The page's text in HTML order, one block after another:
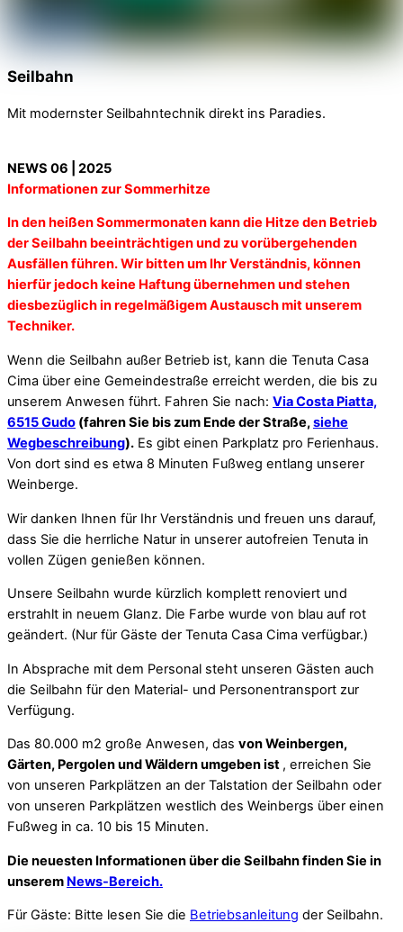
Seilbahn
Mit modernster Seilbahntechnik direkt ins Paradies.
NEWS 06 | 2025
Informationen zur Sommerhitze
In den heißen Sommermonaten kann die Hitze den Betrieb
der Seilbahn beeinträchtigen und zu vorübergehenden
Ausfällen führen. Wir bitten um Ihr Verständnis, können
hierfür jedoch keine Haftung übernehmen und stehen
diesbezüglich in regelmäßigem Austausch mit unserem
Techniker.
Wenn die Seilbahn außer Betrieb ist, kann die Tenuta Casa
Cima über eine Gemeindestraße erreicht werden, die bis zu
unserem Anwesen führt. Fahren Sie nach: Via Costa Piatta,
6515 Gudo (fahren Sie bis zum Ende der Straße,siehe
Wegbeschreibung). Es gibt einen Parkplatz pro Ferienhaus.
Von dort sind es etwa 8 Minuten Fußweg entlang unserer
Weinberge.
Wir danken Ihnen für Ihr Verständnis und freuen uns darauf,
dass Sie die herrliche Natur in unserer autofreien Tenuta in
vollen Zügen genießen können.
Unsere Seilbahn wurde kürzlich komplett renoviert und
erstrahlt in neuem Glanz. Die Farbe wurde von blau auf rot
geändert. (Nur für Gäste der Tenuta Casa Cima verfügbar.)
In Absprache mit dem Personal steht unseren Gästen auch
die Seilbahn für den Material- und Personentransport zur
Verfügung.
Das 80.000 m2 große Anwesen, das von Weinbergen,
Gärten, Pergolen und Wäldern umgeben ist , erreichen Sie
von unseren Parkplätzen an der Talstation der Seilbahn oder
von unseren Parkplätzen westlich des Weinbergs über einen
Fußweg in ca. 10 bis 15 Minuten.
Die neuesten Informationen über die Seilbahn finden Sie in
unserem News-Bereich.
Für Gäste: Bitte lesen Sie die Betriebsanleitung der Seilbahn.